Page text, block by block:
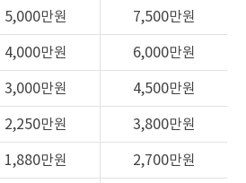
5,000만원
7,500만원
4,000만원
6,000만원
3,000만원
4,500만원
2,250만원
3,800만원
1,880만원
2,700만원